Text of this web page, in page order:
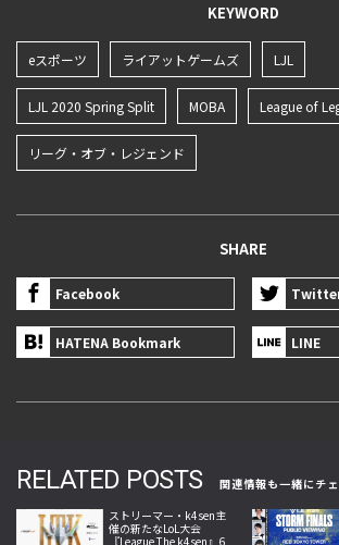
KEYWORD
eスポーツ ライアットゲームズ LJL
LJL 2020 Spring Split MOBA League of
リーグ・オブ・レジェンド
SHARE
Facebook
HATENA Bookmark LINE
RELATED POSTS
関連情報も一緒にチェ
ストリーマー・k4sen主
催の新たなLoL大会
『League The k4sen』6